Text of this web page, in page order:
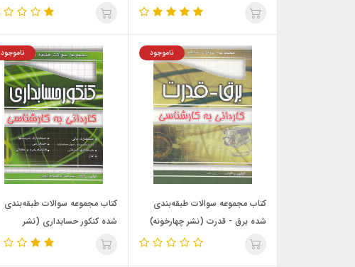
ابتدایی ویژه آزمون استخدامی (نشر
ناموجود
کتاب مجموعه سوالات طبقه‌بندی
شده برق - قدرت (نشر چهارخونه)
ناموجود
کتاب مجموعه سوالات طبقه‌بندی
شده کنکور حسابداری (نشر
چهارخونه)